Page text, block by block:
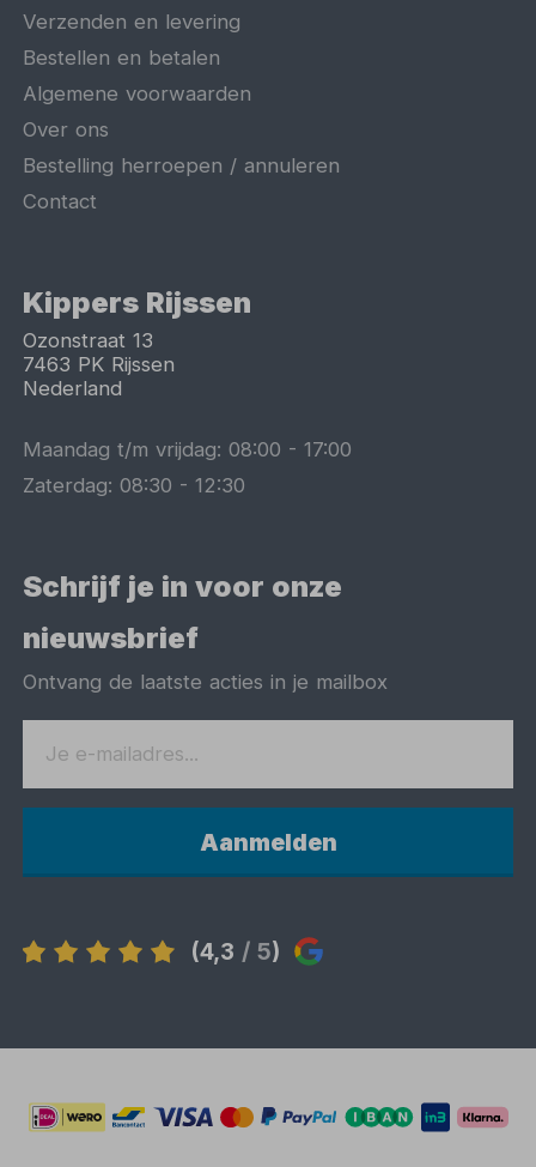
Verzenden en levering
Bestellen en betalen
Algemene voorwaarden
Over ons
Bestelling herroepen / annuleren
Contact
Kippers Rijssen
Ozonstraat 13
7463 PK Rijssen
Nederland
Maandag t/m vrijdag:08:00 -17:00
Zaterdag:08:30 -12:30
Schrijf je in voor onze
nieuwsbrief
Ontvang de laatste acties in je mailbox
Aanmelden
(4,3 / 5)